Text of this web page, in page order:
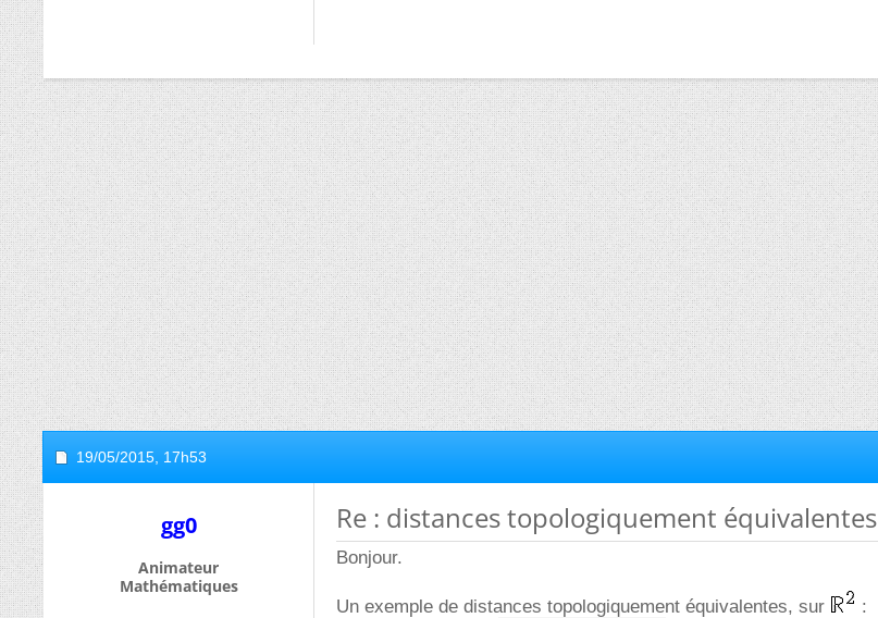
19/05/2015, 17h53
gg0
Animateur
Mathématiques
Re : distances topologiquement équivalentes
Bonjour.
Un exemple de distances topologiquement équivalentes, sur :